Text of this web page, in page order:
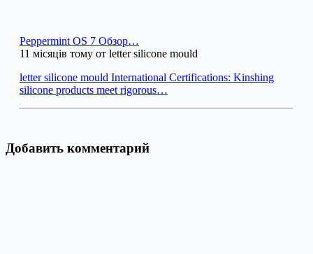
Peppermint OS 7 Обзор…
11 місяців тому от letter silicone mould
letter silicone mould International Certifications: Kinshing
silicone products meet rigorous…
Добавить комментарий